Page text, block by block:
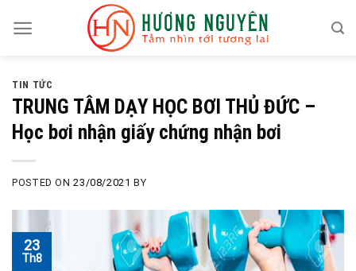
TIN TỨC
TRUNG TÂM DẠY HỌC BƠI THỦ ĐỨC –
Học bơi nhận giấy chứng nhận bơi
POSTED ON23/08/2021 BY
23
Th8